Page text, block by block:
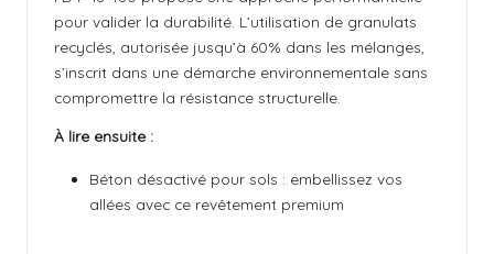
pour valider la durabilité. L’utilisation de granulats
recyclés, autorisée jusqu’à 60% dans les mélanges,
s’inscrit dans une démarche environnementale sans
compromettre la résistance structurelle.
À lire ensuite :
Béton désactivé pour sols : embellissez vos
allées avec ce revêtement premium